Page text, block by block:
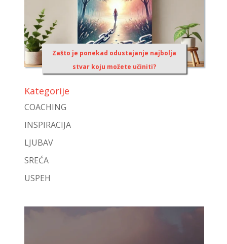
Zašto je ponekad odustajanje najbolja
stvar koju možete učiniti?
Kategorije
COACHING
INSPIRACIJA
LJUBAV
SREĆA
USPEH